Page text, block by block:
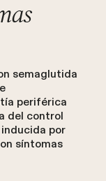
semaglutida
periférica
del control
por
síntomas